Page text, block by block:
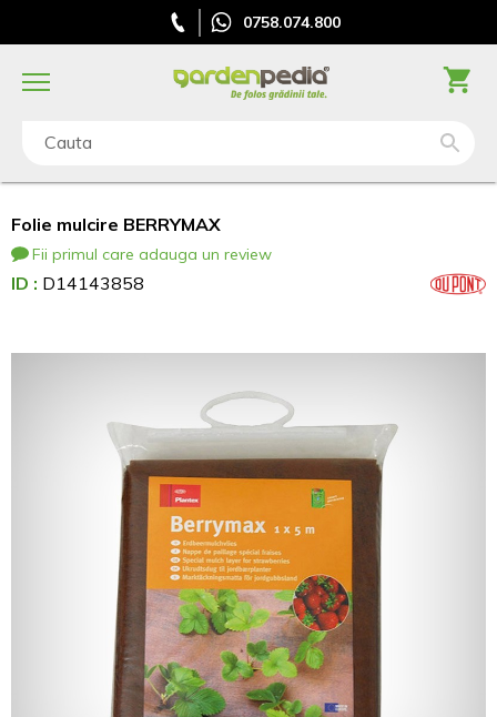
0758.074.800
Cauta
Folie mulcire BERRYMAX
Fii primul care adauga un review
ID : D14143858